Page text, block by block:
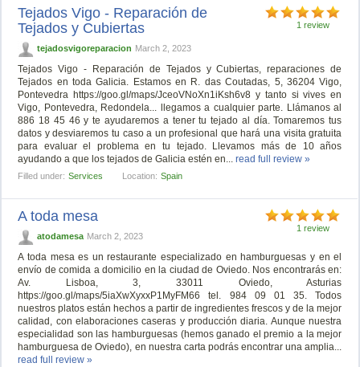
1 review
Tejados Vigo - Reparación de
Tejados y Cubiertas
tejadosvigoreparacion March 2, 2023
Tejados Vigo - Reparación de Tejados y Cubiertas, reparaciones de
Tejados en toda Galicia. Estamos en R. das Coutadas, 5, 36204 Vigo,
Pontevedra https://goo.gl/maps/JceoVNoXn1iKsh6v8 y tanto si vives en
Vigo, Pontevedra, Redondela... llegamos a cualquier parte. Llámanos al
886 18 45 46 y te ayudaremos a tener tu tejado al día. Tomaremos tus
datos y desviaremos tu caso a un profesional que hará una visita gratuita
para evaluar el problema en tu tejado. Llevamos más de 10 años
ayudando a que los tejados de Galicia estén en...read full review »
Filled under: Services Location: Spain
1 review
A toda mesa
atodamesa March 2, 2023
A toda mesa es un restaurante especializado en hamburguesas y en el
envío de comida a domicilio en la ciudad de Oviedo. Nos encontrarás en:
Av. Lisboa, 3, 33011 Oviedo, Asturias
https://goo.gl/maps/5iaXwXyxxP1MyFM66 tel. 984 09 01 35. Todos
nuestros platos están hechos a partir de ingredientes frescos y de la mejor
calidad, con elaboraciones caseras y producción diaria. Aunque nuestra
especialidad son las hamburguesas (hemos ganado el premio a la mejor
hamburguesa de Oviedo), en nuestra carta podrás encontrar una amplia...
read full review »